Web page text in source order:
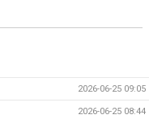
2026-06-25 09:05
2026-06-25 08:44